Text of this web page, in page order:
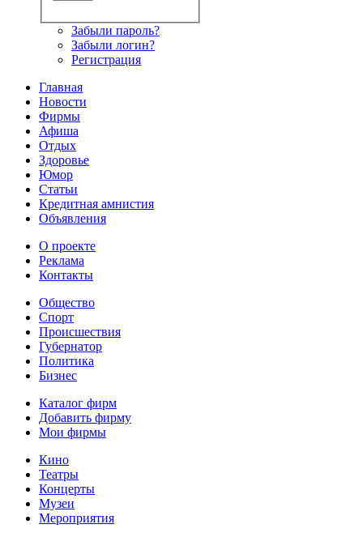
Забыли пароль?
Забыли логин?
Регистрация
Главная
Новости
Фирмы
Афиша
Отдых
Здоровье
Юмор
Статьи
Кредитная амнистия
Объявления
О проекте
Реклама
Контакты
Общество
Спорт
Происшествия
Губернатор
Политика
Бизнес
Каталог фирм
Добавить фирму
Мои фирмы
Кино
Театры
Концерты
Музеи
Мероприятия